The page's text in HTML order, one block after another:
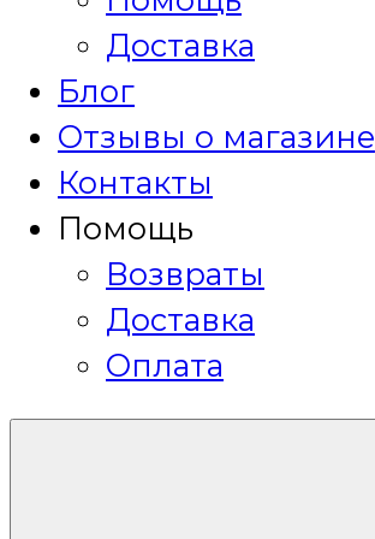
Доставка
Блог
Отзывы о магазине
Контакты
Помощь
Возвраты
Доставка
Оплата